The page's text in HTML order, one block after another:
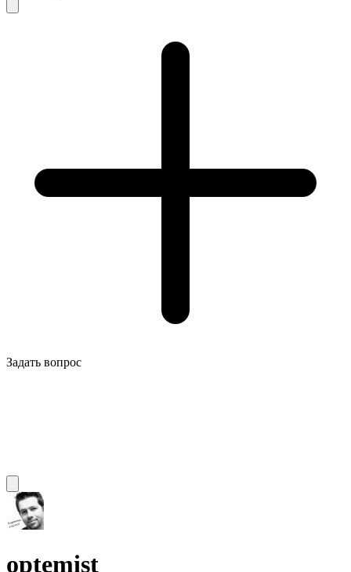
Задать вопрос
optemist